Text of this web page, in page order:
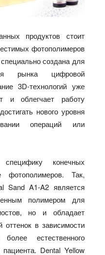
продуктов стоит
фотополимеров
создана для
рынка цифровой
3D-технологий уже
и облегчает работу
нового уровня
операций или
конечных
фотополимеров. Так,
Sand A1‑A2 является
полимером для
но и обладает
оттенок в зависимости
естественного
пациента. Dental Yellow